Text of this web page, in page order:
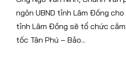
ngôn UBND tỉnh Lâm Đồng
tỉnh Lâm Đồng sẽ tổ chức
tốc Tân Phú – Bảo...